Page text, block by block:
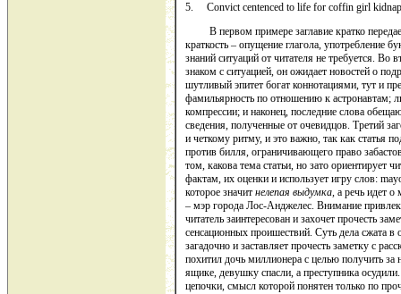
5. Convict centenced to life for coffin girl kidnap
В первом примере заглавие кратко
краткость – опущение глагола, употребление
знаний ситуаций от читателя не требуется. Во
знаком с ситуацией, он ожидает новостей о
шутливый эпитет богат коннотациями, тут и
фамильярность по отношению к астронавтам;
компрессии; и наконец, последние слова
сведения, полученные от очевидцов. Третий
и четкому ритму, и это важно, так как статья
против билля, ограничивающего право
том, какова тема статьи, но зато
фактам, их оценки и использует игру слов:
которое значит нелепая выдумка, а речь идет о
– мэр города Лос-Анджелес. Внимание
читатель заинтересован и захочет прочесть
сенсационных проишествий. Суть дела сжата
загадочно и заставляет прочесть заметку с
похитил дочь миллионера с целью получить
ящике, девушку спасли, а преступника
цепочки, смысл которой понятен только по